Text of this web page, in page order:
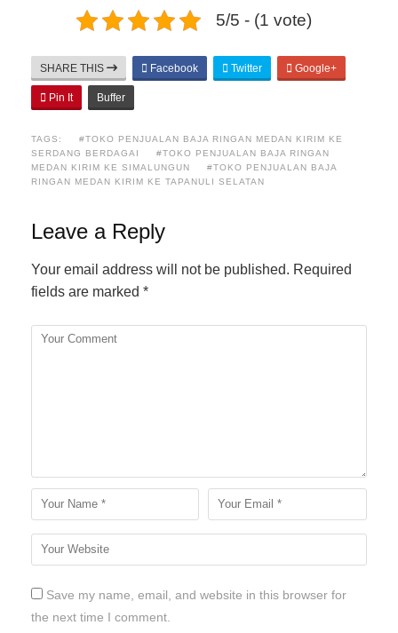
5/5 - (1 vote)
SHARE THIS Facebook Twitter Google+
Pin It Buffer
TAGS:
#TOKO PENJUALAN BAJA RINGAN MEDAN KIRIM KE
SERDANG BERDAGAI
#TOKO PENJUALAN BAJA RINGAN
MEDAN KIRIM KE SIMALUNGUN
#TOKO PENJUALAN BAJA
RINGAN MEDAN KIRIM KE TAPANULI SELATAN
Leave a Reply
Your email address will not be published. Required
fields are marked *
Save my name, email, and website in this browser for
the next time I comment.